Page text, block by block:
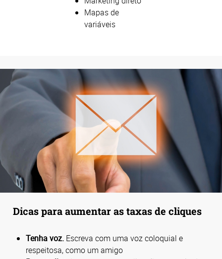
Mapas de
variáveis
Dicas para aumentar as taxas de cliques
Tenha voz. Escreva com uma voz coloquial e
respeitosa, como um amigo